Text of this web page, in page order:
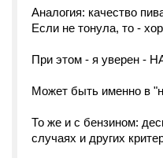
Аналогия: качество
Если не тонула, то -
При этом - я уверен -
Может быть именно в
То же и с бензином:
случаях и других